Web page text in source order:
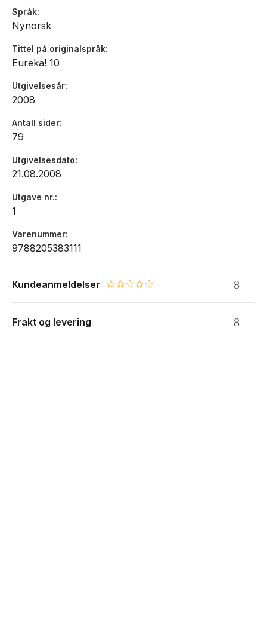
Språk
Nynorsk
Tittel på originalspråk
Eureka! 10
Utgivelsesår
2008
Antall sider
79
Utgivelsesdato
21.08.2008
Utgave nr.
1
Varenummer
9788205383111
Kundeanmeldelser 0.0 star rating
Frakt og levering